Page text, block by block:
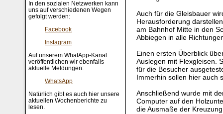
Auch für die Gleisbauer
Herausforderung
am Bahnhof Mitte in den
Abbiegen in alle
Einen ersten Überblick
Auslegen mit Flexgleisen.
für die Besucher
Immerhin sollen hier auch
Anschließend wurde mit
Computer auf den
die Ausmaße der
In den sozialen Netzwerken kann
uns auf verschiedenen Wegen
gefolgt werden:
Facebook
Instagram
Auf unserem WhatApp-Kanal
veröffentlichen wir ebenfalls
aktuelle Meldungen:
WhatsApp
Natürlich gibt es auch hier unsere
aktuellen Wochenberichte zu
lesen.